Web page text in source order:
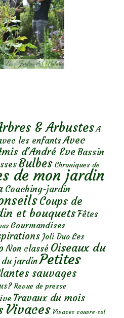
& Arbustes A
les enfantsAvec
d'André Eve Bassin
Bulbes Chroniques de
de mon jardin
Coaching-jardin
Coups de
et bouquetsFêtes
Gourmandises
Joli Duo Les
Non classé Oiseaux du
jardinPetites
sauvages
Revue de presse
Travaux du mois
Vivaces Vivaces couvre-sol